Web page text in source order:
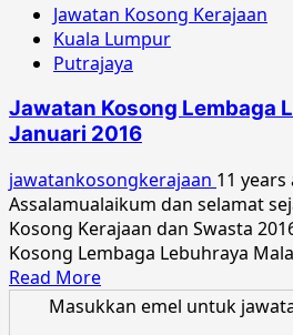
about
Jawatan
Kosong
Lebuhraya
Malaysia
2016
Jawatan Kosong Kerajaan
Kuala Lumpur
Putrajaya
Jawatan Kosong Lembaga
Januari 2016
jawatankosongkerajaan 11 years
Assalamualaikum dan selamat
Kosong Kerajaan dan Swasta
Kosong Lembaga Lebuhraya
Read MoreRead
more
Masukkan emel untuk